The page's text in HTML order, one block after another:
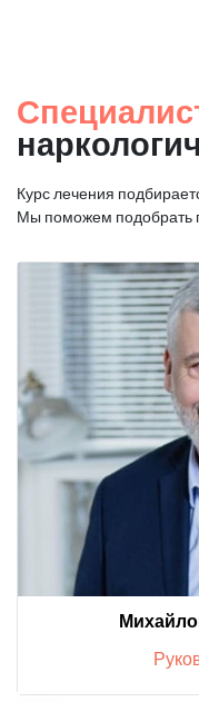
Курс лечения
Мы поможем подобрать